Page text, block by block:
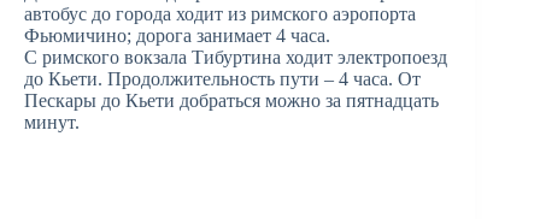
автобус до города ходит из римского аэропорта
Фьюмичино; дорога занимает 4 часа.
С римского вокзала Тибуртина ходит электропоезд
до Кьети. Продолжительность пути – 4 часа. От
Пескары до Кьети добраться можно за пятнадцать
минут.